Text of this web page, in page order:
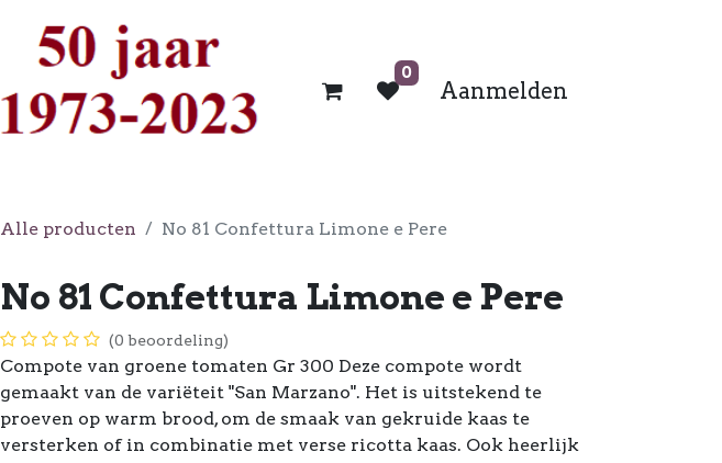
0
Aanmelden
Alle producten No 81 Confettura Limone e Pere
No 81 Confettura Limone e Pere
(0 beoordeling)
Compote van groene tomaten Gr 300 Deze compote wordt
gemaakt van de variëteit "San Marzano". Het is uitstekend te
proeven op warm brood, om de smaak van gekruide kaas te
versterken of in combinatie met verse ricotta kaas. Ook heerlijk